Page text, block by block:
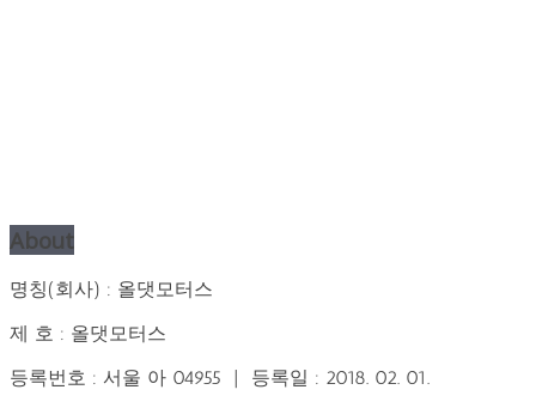
About
명칭(회사) : 올댓모터스
제 호 : 올댓모터스
등록번호 : 서울 아 04955 | 등록일 : 2018. 02. 01.